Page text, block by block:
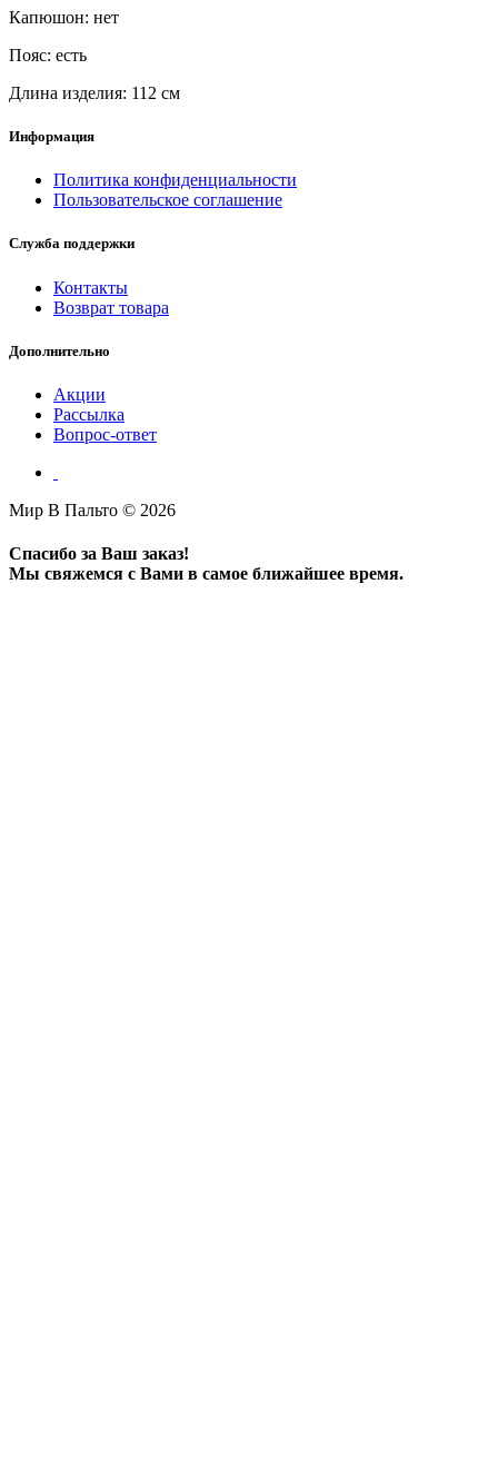
Капюшон: нет
Пояс: есть
Длина изделия: 112 см
Информация
Политика конфиденциальности
Пользовательское соглашение
Служба поддержки
Контакты
Возврат товара
Дополнительно
Акции
Рассылка
Вопрос-ответ
Мир В Пальто © 2026
Спасибо за Ваш заказ!
Мы свяжемся с Вами в самое ближайшее время.